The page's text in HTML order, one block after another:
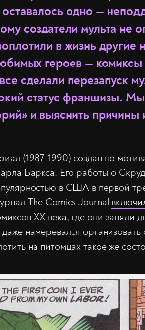
одно —
создатели мульта не
в жизнь
героев —
сделали перезапуск
статус франшизы.
и выяснить
(1987-1990) создан по
Баркса. Его работы о
в США в первой
The Comics Journal
XX века, где они заняли
даже намеревался
на питомцах такое же